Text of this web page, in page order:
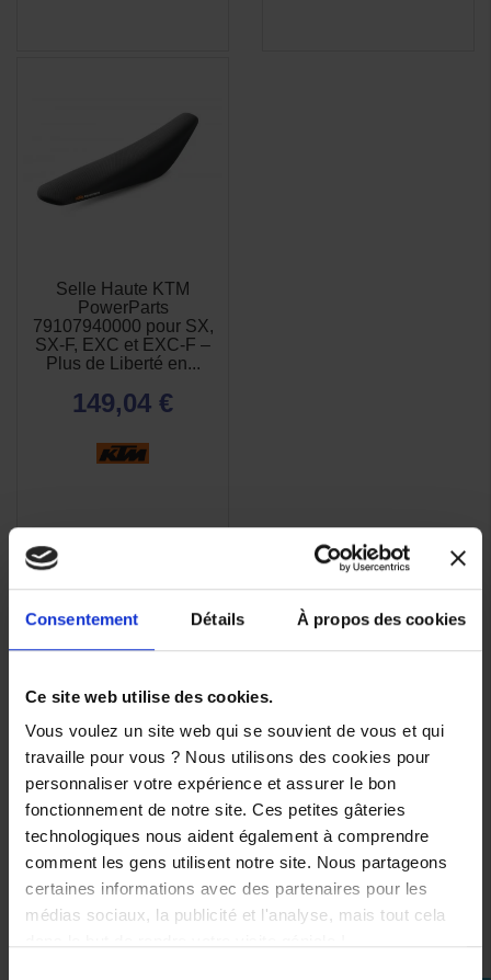
Consentement Détails À propos des cookies
Ce site web utilise des cookies.
Vous voulez un site web qui se souvient de vous et qui
travaille pour vous ? Nous utilisons des cookies pour
personnaliser votre expérience et assurer le bon
fonctionnement de notre site. Ces petites gâteries
technologiques nous aident également à comprendre
comment les gens utilisent notre site. Nous partageons
certaines informations avec des partenaires pour les
médias sociaux, la publicité et l'analyse, mais tout cela
Selle Haute KTM
PowerParts
79107940000 pour SX,
SX-F, EXC et EXC-F –
Plus de Liberté en...
149,04 €
Affichage 1-3 de 3 article(s)